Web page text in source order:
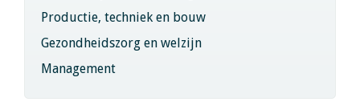
Productie, techniek en bouw
Gezondheidszorg en welzijn
Management